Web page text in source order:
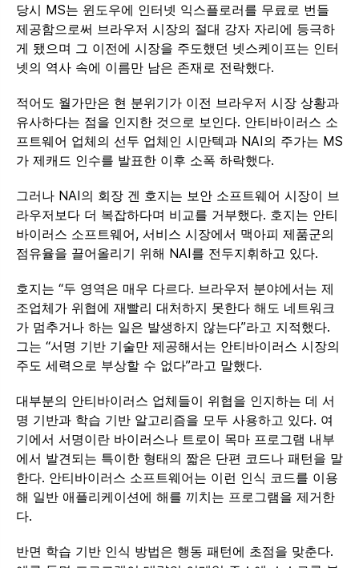
당시 MS는 윈도우에 인터넷 익스플로러를 무료로 번들
제공함으로써 브라우저 시장의 절대 강자 자리에 등극하
게 됐으며 그 이전에 시장을 주도했던 넷스케이프는 인터
넷의 역사 속에 이름만 남은 존재로 전락했다.
적어도 월가만은 현 분위기가 이전 브라우저 시장 상황과
유사하다는 점을 인지한 것으로 보인다. 안티바이러스 소
프트웨어 업체의 선두 업체인 시만텍과 NAI의 주가는 MS
가 제캐드 인수를 발표한 이후 소폭 하락했다.
그러나 NAI의 회장 겐 호지는 보안 소프트웨어 시장이 브
라우저보다 더 복잡하다며 비교를 거부했다. 호지는 안티
바이러스 소프트웨어, 서비스 시장에서 맥아피 제품군의
점유율을 끌어올리기 위해 NAI를 전두지휘하고 있다.
호지는 “두 영역은 매우 다르다. 브라우저 분야에서는 제
조업체가 위협에 재빨리 대처하지 못한다 해도 네트워크
가 멈추거나 하는 일은 발생하지 않는다”라고 지적했다.
그는 “서명 기반 기술만 제공해서는 안티바이러스 시장의
주도 세력으로 부상할 수 없다”라고 말했다.
대부분의 안티바이러스 업체들이 위협을 인지하는 데 서
명 기반과 학습 기반 알고리즘을 모두 사용하고 있다. 여
기에서 서명이란 바이러스나 트로이 목마 프로그램 내부
에서 발견되는 특이한 형태의 짧은 단편 코드나 패턴을 말
한다. 안티바이러스 소프트웨어는 이런 인식 코드를 이용
해 일반 애플리케이션에 해를 끼치는 프로그램을 제거한
다.
반면 학습 기반 인식 방법은 행동 패턴에 초점을 맞춘다.